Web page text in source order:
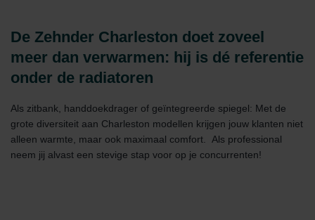
De Zehnder Charleston doet zoveel
meer dan verwarmen: hij is dé referentie
onder de radiatoren
Als zitbank, handdoekdrager of geïntegreerde spiegel: Met de
grote diversiteit aan Charleston modellen krijgen jouw klanten niet
alleen warmte, maar ook maximaal comfort. Als professional
neem jij alvast een stevige stap voor op je concurrenten!